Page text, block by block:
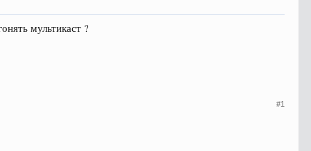
мультикаст ?
#1